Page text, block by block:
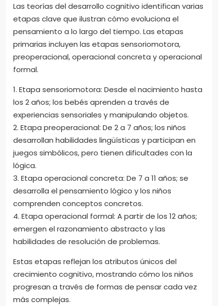
Las teorías del desarrollo cognitivo identifican varias
etapas clave que ilustran cómo evoluciona el
pensamiento a lo largo del tiempo. Las etapas
primarias incluyen las etapas sensoriomotora,
preoperacional, operacional concreta y operacional
formal.
1. Etapa sensoriomotora: Desde el nacimiento hasta
los 2 años; los bebés aprenden a través de
experiencias sensoriales y manipulando objetos.
2. Etapa preoperacional: De 2 a 7 años; los niños
desarrollan habilidades lingüísticas y participan en
juegos simbólicos, pero tienen dificultades con la
lógica.
3. Etapa operacional concreta: De 7 a 11 años; se
desarrolla el pensamiento lógico y los niños
comprenden conceptos concretos.
4. Etapa operacional formal: A partir de los 12 años;
emergen el razonamiento abstracto y las
habilidades de resolución de problemas.
Estas etapas reflejan los atributos únicos del
crecimiento cognitivo, mostrando cómo los niños
progresan a través de formas de pensar cada vez
más complejas.